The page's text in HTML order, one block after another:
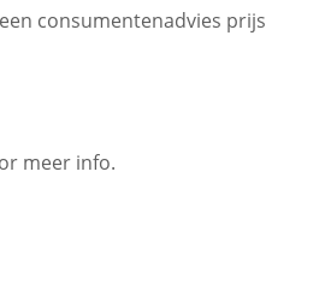
consumentenadvies prijs
meer info.